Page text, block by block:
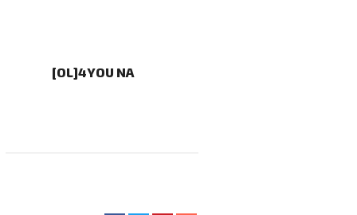
[OL]4YOU NA